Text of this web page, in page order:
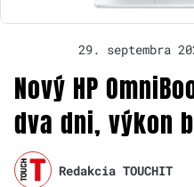
29. septembra
Nový HP
dva dni, výkon
Redakcia TOUCHIT